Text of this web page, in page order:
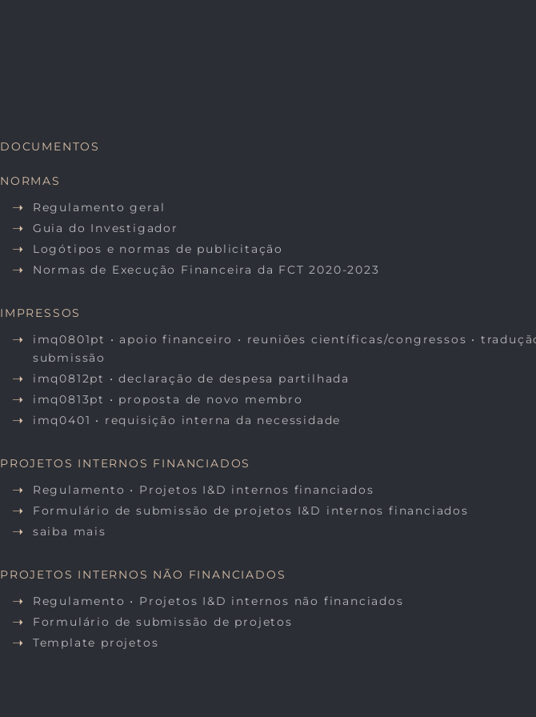
DOCUMENTOS
NORMAS
Regulamento geral
Guia do Investigador
Logótipos e normas de publicitação
Normas de Execução Financeira da FCT 2020-2023
IMPRESSOS
imq0801pt • apoio financeiro • reuniões científicas/congressos •
submissão
imq0812pt • declaração de despesa partilhada
imq0813pt • proposta de novo membro
imq0401 • requisição interna da necessidade
PROJETOS INTERNOS FINANCIADOS
Regulamento • Projetos I&D internos financiados
Formulário de submissão de projetos I&D internos financiados
saiba mais
PROJETOS INTERNOS NÃO FINANCIADOS
Regulamento • Projetos I&D internos não financiados
Formulário de submissão de projetos
Template projetos